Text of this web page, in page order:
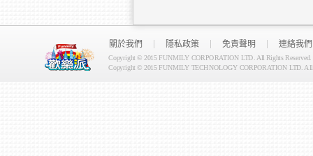
關於我們 隱私政策 免責聲明 連絡我們
Copyright © 2015 FUNMILY CORPORATION LTD. All Rights Reserved.
Copyright © 2015 FUNMILY TECHNOLOGY CORPORATION LTD. All